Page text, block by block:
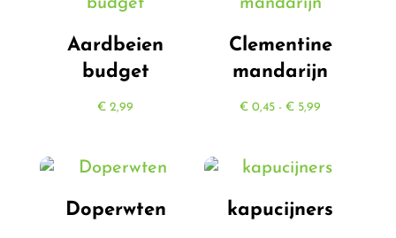
Aardbeien
budget
€ 2,99
Clementine
mandarijn
€ 0,45 - € 5,99
Doperwten kapucijners